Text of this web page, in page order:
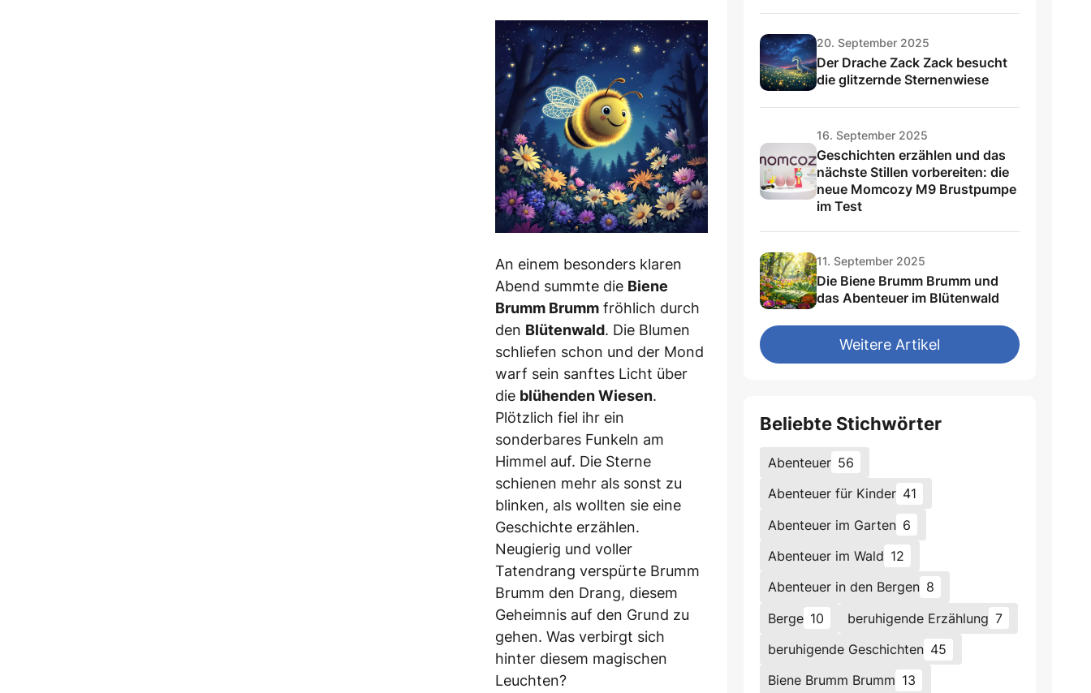
An einem besonders klaren
Abend summte die Biene
Brumm Brumm fröhlich durch
den Blütenwald. Die Blumen
schliefen schon und der Mond
warf sein sanftes Licht über
die blühenden Wiesen.
Plötzlich fiel ihr ein
sonderbares Funkeln am
Himmel auf. Die Sterne
schienen mehr als sonst zu
blinken, als wollten sie eine
Geschichte erzählen.
Neugierig und voller
Tatendrang verspürte Brumm
Brumm den Drang, diesem
Geheimnis auf den Grund zu
gehen. Was verbirgt sich
hinter diesem magischen
Leuchten?
20. September 2025
Der Drache Zack Zack besucht
die glitzernde Sternenwiese
16. September 2025
Geschichten erzählen und das
nächste Stillen vorbereiten: die
neue Momcozy M9 Brustpumpe
im Test
11. September 2025
Die Biene Brumm Brumm und
das Abenteuer im Blütenwald
Weitere Artikel
Beliebte Stichwörter
Abenteuer 56
Abenteuer für Kinder 41
Abenteuer im Garten 6
Abenteuer im Wald 12
Abenteuer in den Bergen 8
Berge 10 beruhigende Erzählung 7
beruhigende Geschichten 45
Biene Brumm Brumm 13